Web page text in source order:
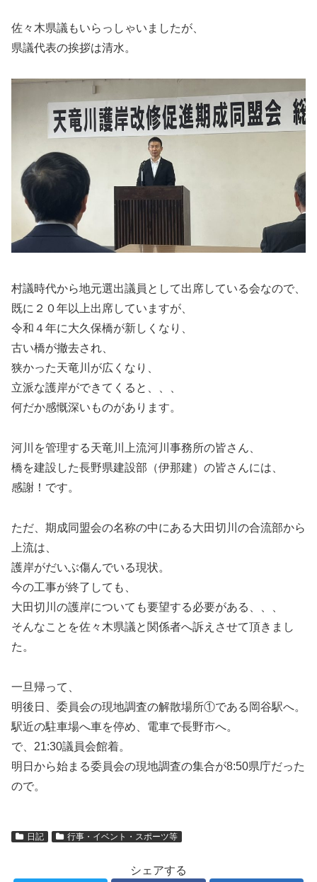
佐々木県議もいらっしゃいましたが、
県議代表の挨拶は清水。
村議時代から地元選出議員として出席している会なので、
既に２０年以上出席していますが、
令和４年に大久保橋が新しくなり、
古い橋が撤去され、
狭かった天竜川が広くなり、
立派な護岸ができてくると、、、
何だか感慨深いものがあります。
河川を管理する天竜川上流河川事務所の皆さん、
橋を建設した長野県建設部（伊那建）の皆さんには、
感謝！です。
ただ、期成同盟会の名称の中にある大田切川の合流部から
上流は、
護岸がだいぶ傷んでいる現状。
今の工事が終了しても、
大田切川の護岸についても要望する必要がある、、、
そんなことを佐々木県議と関係者へ訴えさせて頂きまし
た。
一旦帰って、
明後日、委員会の現地調査の解散場所①である岡谷駅へ。
駅近の駐車場へ車を停め、電車で長野市へ。
で、21:30議員会館着。
明日から始まる委員会の現地調査の集合が8:50県庁だった
ので。
日記 行事・イベント・スポーツ等
シェアする